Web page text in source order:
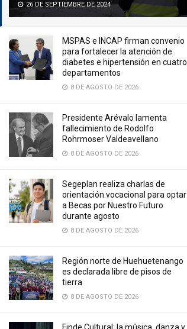
26 DE SEPTIEMBRE DE 2024
MSPAS e INCAP firman convenio
para fortalecer la atención de
diabetes e hipertensión en cuatro
departamentos
8 DE AGOSTO DE 2026
Presidente Arévalo lamenta
fallecimiento de Rodolfo
Rohrmoser Valdeavellano
8 DE AGOSTO DE 2026
Segeplan realiza charlas de
orientación vocacional para optar
a Becas por Nuestro Futuro
durante agosto
8 DE AGOSTO DE 2026
Región norte de Huehuetenango
es declarada libre de pisos de
tierra
8 DE AGOSTO DE 2026